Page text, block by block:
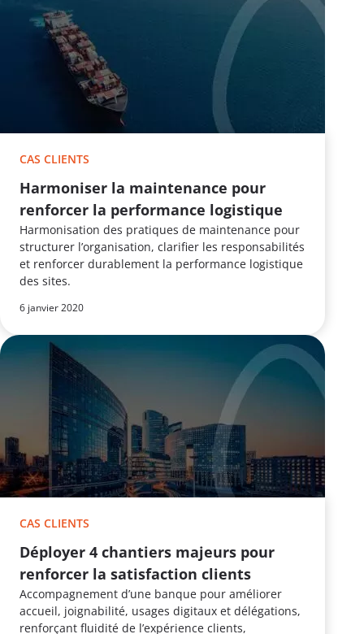
CAS CLIENTS
Harmoniser la maintenance pour
renforcer la performance logistique
Harmonisation des pratiques de maintenance pour
structurer l’organisation, clarifier les responsabilités
et renforcer durablement la performance logistique
des sites.
6 janvier 2020
CAS CLIENTS
Déployer 4 chantiers majeurs pour
renforcer la satisfaction clients
Accompagnement d’une banque pour améliorer
accueil, joignabilité, usages digitaux et délégations,
renforçant fluidité de l’expérience clients,